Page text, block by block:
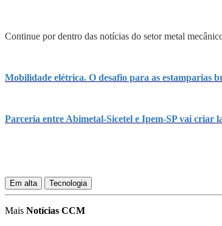
Continue por dentro das notícias do setor metal
Mobilidade elétrica. O desafio para as estamparias
Parceria entre Abimetal-Sicetel e Ipem-SP vai criar
Em alta Tecnologia
Mais Notícias CCM